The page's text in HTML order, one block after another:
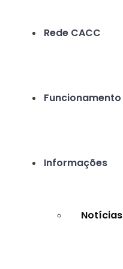
Rede CACC
Funcionamento
Informações
Notícias